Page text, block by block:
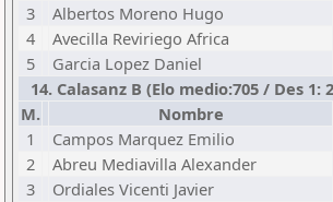
3
Albertos Moreno Hugo
4
Avecilla Reviriego Africa
5
Garcia Lopez Daniel
14. Calasanz B (Elo medio:705 / Des 1:
M.
Nombre
1
Campos Marquez Emilio
2
Abreu Mediavilla Alexander
3
Ordiales Vicenti Javier